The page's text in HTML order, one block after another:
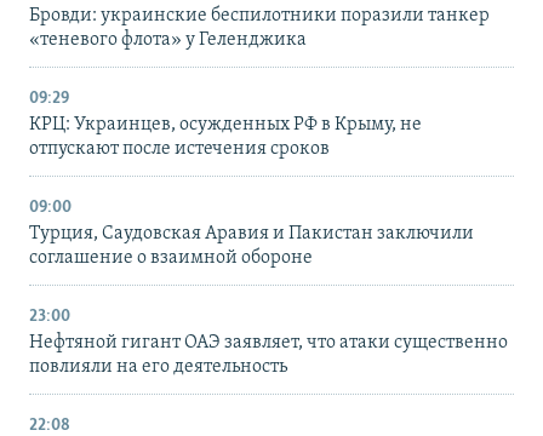
Бровди: украинские беспилотники поразили танкер
«теневого флота» у Геленджика
09:29
КРЦ: Украинцев, осужденных РФ в Крыму, не
отпускают после истечения сроков
09:00
Турция, Саудовская Аравия и Пакистан заключили
соглашение о взаимной обороне
23:00
Нефтяной гигант ОАЭ заявляет, что атаки существенно
повлияли на его деятельность
22:08